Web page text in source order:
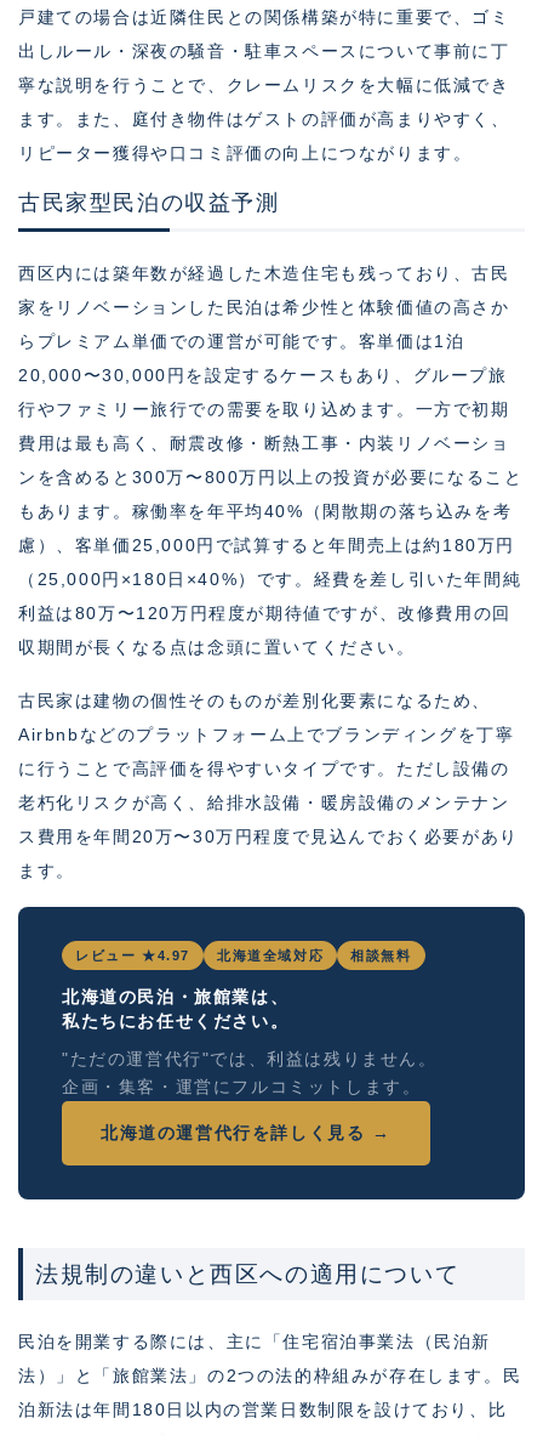
戸建ての場合は近隣住民との関係構築が特に重要で、ゴミ
出しルール・深夜の騒音・駐車スペースについて事前に丁
寧な説明を行うことで、クレームリスクを大幅に低減でき
ます。また、庭付き物件はゲストの評価が高まりやすく、
リピーター獲得や口コミ評価の向上につながります。
古民家型民泊の収益予測
西区内には築年数が経過した木造住宅も残っており、古民
家をリノベーションした民泊は希少性と体験価値の高さか
らプレミアム単価での運営が可能です。客単価は1泊
20,000〜30,000円を設定するケースもあり、グループ旅
行やファミリー旅行での需要を取り込めます。一方で初期
費用は最も高く、耐震改修・断熱工事・内装リノベーショ
ンを含めると300万〜800万円以上の投資が必要になること
もあります。稼働率を年平均40%（閑散期の落ち込みを考
慮）、客単価25,000円で試算すると年間売上は約180万円
（25,000円×180日×40%）です。経費を差し引いた年間純
利益は80万〜120万円程度が期待値ですが、改修費用の回
収期間が長くなる点は念頭に置いてください。
古民家は建物の個性そのものが差別化要素になるため、
Airbnbなどのプラットフォーム上でブランディングを丁寧
に行うことで高評価を得やすいタイプです。ただし設備の
老朽化リスクが高く、給排水設備・暖房設備のメンテナン
ス費用を年間20万〜30万円程度で見込んでおく必要があり
ます。
レビュー ★4.97 北海道全域対応 相談無料
北海道の民泊・旅館業は、
私たちにお任せください。
"ただの運営代行"では、利益は残りません。
企画・集客・運営にフルコミットします。
北海道の運営代行を詳しく見る →
法規制の違いと西区への適用について
民泊を開業する際には、主に「住宅宿泊事業法（民泊新
法）」と「旅館業法」の2つの法的枠組みが存在します。民
泊新法は年間180日以内の営業日数制限を設けており、比